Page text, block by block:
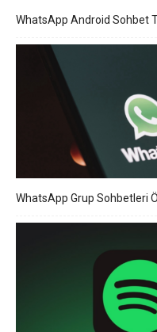
WhatsApp Android Sohbet
WhatsApp Grup Sohbetleri